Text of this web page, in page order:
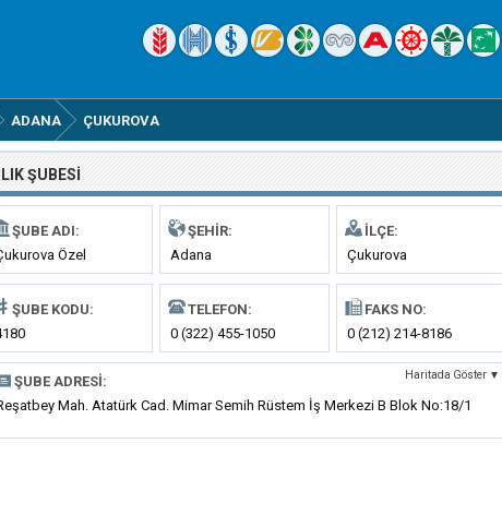
ADANA ÇUKUROVA
ŞUBESI
ŞUBE ADI:
Özel
ŞEHIR:
Adana
İLÇE:
Çukurova
ŞUBE KODU:
TELEFON:
0 (322) 455-1050
FAKS NO:
0 (212) 214-8186
ŞUBE ADRESI: Haritada Göster ▼
Mah. Atatürk Cad. Mimar Semih Rüstem İş Merkezi B Blok No:18/1